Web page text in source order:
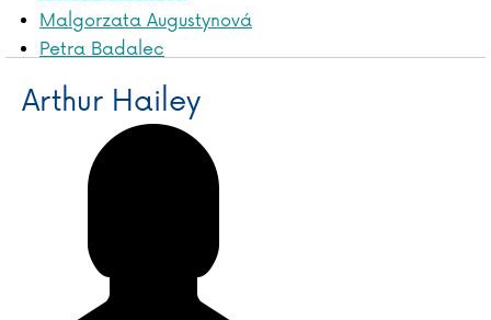
Malgorzata Augustynová
Petra Badalec
Liliana Bardijewska
Igor Bareš
Mike Barfield
Marta Bartolj
Tereza Bebarová
Jordan Belfort
Václav Bělohradský
Arthur Hailey